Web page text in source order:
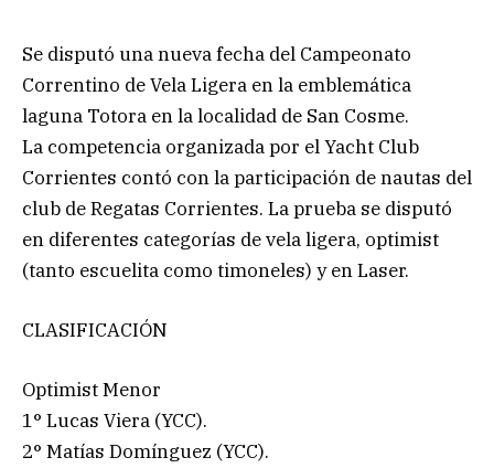
Se disputó una nueva fecha del Campeonato
Correntino de Vela Ligera en la emblemática
laguna Totora en la localidad de San Cosme.
La competencia organizada por el Yacht Club
Corrientes contó con la participación de nautas del
club de Regatas Corrientes. La prueba se disputó
en diferentes categorías de vela ligera, optimist
(tanto escuelita como timoneles) y en Laser.
CLASIFICACIÓN
Optimist Menor
1° Lucas Viera (YCC).
2° Matías Domínguez (YCC).